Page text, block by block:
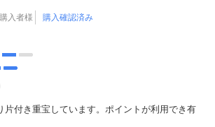
入者様
購入確認済み
片付き重宝しています。ポイントが利用でき有